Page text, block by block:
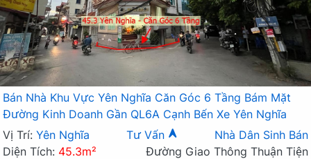
Bán Nhà Khu Vực Yên Nghĩa Căn Góc 6 Tầng Bám Mặt
Đường Kinh Doanh Gần QL6A Cạnh Bến Xe Yên Nghĩa
Vị Trí: Yên Nghĩa Tư Vấn
Nhà Dân Sinh Bán
Diện Tích: 45.3m²
Đường Giao Thông Thuận Tiện